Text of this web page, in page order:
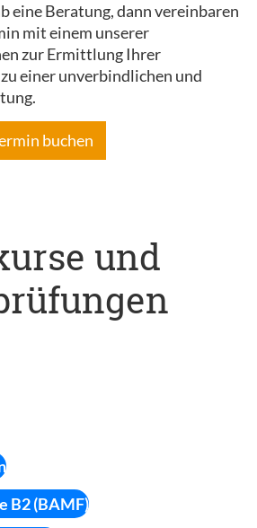
eine Beratung, dann vereinbaren
mit einem unserer
zur Ermittlung Ihrer
einer unverbindlichen und
buchen
und
B2 (BAMF)